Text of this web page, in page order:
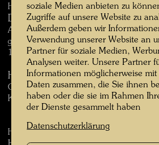
Hundertwasser 1973 New Zealand
Design von Hundertwasser.
Anlässlich der Wanderausstellung von
graphischem Werk in Neuseeland und
1973/74.
Hundertwasser Is Painting
Glarus: Gruener Janura AG, 1979.
Katalog der Wanderausstellung 1979-
Helperin, Silvia (Hg.):
soziale Medien anbieten zu
Zugriffe auf unsere Website zu
Außerdem geben wir
Verwendung unserer Website an
Partner für soziale Medien,
Analysen weiter. Unsere Partner
Informationen möglicherweise mit
Daten zusammen, die Sie ihnen
haben oder die sie im Rahmen
der Dienste gesammelt haben
Datenschutzerklärung